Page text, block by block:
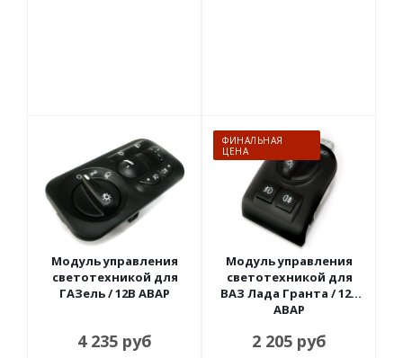
Модуль управления
светотехникой для
ГАЗель / 12В АВАР
4 235 руб
ФИНАЛЬНАЯ
ЦЕНА
Модуль управления
светотехникой для
ВАЗ Лада Гранта / 12В
АВАР
2 205 руб